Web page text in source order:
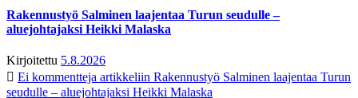
Rakennustyö Salminen laajentaa Turun seudulle –
aluejohtajaksi Heikki Malaska
Kirjoitettu 5.8.2026
Ei kommentteja artikkeliin Rakennustyö Salminen laajentaa Turun
seudulle – aluejohtajaksi Heikki Malaska